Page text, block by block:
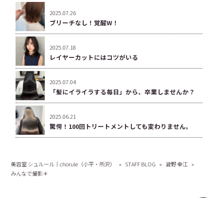
2025.07.26
ブリーチなし！覚醒W！
2025.07.18
レイヤーカットにはコツがいる
2025.07.04
「髪にイライラする毎日」から、卒業しませんか？
2025.06.21
驚愕！100回トリートメントしても変わりません。
美容室 シュルール｜chorule（小平・所沢） » STAFF BLOG » 瀧野 幸江 »
みんなで撮影＊